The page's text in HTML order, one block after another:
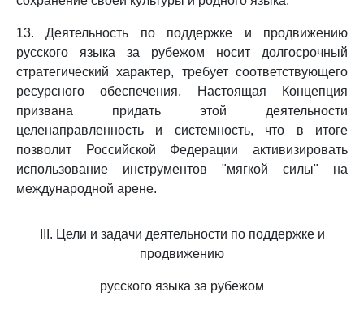
13. Деятельность по поддержке и продвижению
русского языка за рубежом носит долгосрочный
стратегический характер, требует соответствующего
ресурсного обеспечения. Настоящая Концепция
призвана придать этой деятельности
целенаправленность и системность, что в итоге
позволит Российской Федерации активизировать
использование инструментов "мягкой силы" на
международной арене.
III. Цели и задачи деятельности по поддержке и
продвижению
русского языка за рубежом